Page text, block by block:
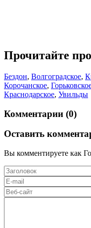
Прочитайте
Бездон, Волгоградское,
Корочанское,
Краснодарское, Увильды
Комментарии (0)
Оставить
Вы комментируете как